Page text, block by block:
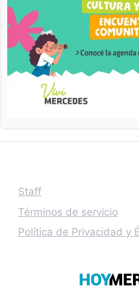
Staff
Términos de servicio
Política de Privacidad y